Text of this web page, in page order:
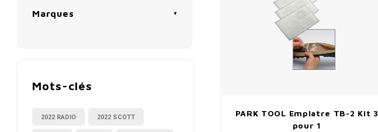
Marques
Mots-clés
2022 RADIO 2022 SCOTT
PARK TOOL Emplatre TB-2 Kit 3
pour 1